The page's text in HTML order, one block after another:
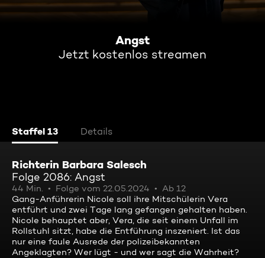
Angst
Jetzt kostenlos streamen
Staffel 13 Details
Richterin Barbara Salesch
Folge 2086: Angst
44 Min. Folge vom 22.05.2024
Ab 12
Gang-Anführerin Nicole soll ihre Mitschülerin Vera
entführt und zwei Tage lang gefangen gehalten haben.
Nicole behauptet aber, Vera, die seit einem Unfall im
Rollstuhl sitzt, habe die Entführung inszeniert. Ist das
nur eine faule Ausrede der polizeibekannten
Angeklagten? Wer lügt - und wer sagt die Wahrheit?